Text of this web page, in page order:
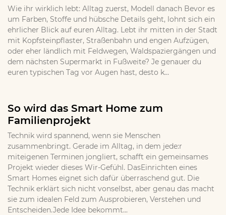
Wie ihr wirklich lebt: Alltag zuerst, Modell danach Bevor es
um Farben, Stoffe und hübsche Details geht, lohnt sich ein
ehrlicher Blick auf euren Alltag. Lebt ihr mitten in der Stadt
mit Kopfsteinpflaster, Straßenbahn und engen Aufzügen,
oder eher ländlich mit Feldwegen, Waldspaziergängen und
dem nächsten Supermarkt in Fußweite? Je genauer du
euren typischen Tag vor Augen hast, desto k...
So wird das Smart Home zum
Familienprojekt
Technik wird spannend, wenn sie Menschen
zusammenbringt. Gerade im Alltag, in dem jede:r
miteigenen Terminen jongliert, schafft ein gemeinsames
Projekt wieder dieses Wir-Gefühl. DasEinrichten eines
Smart Homes eignet sich dafür überraschend gut. Die
Technik erklärt sich nicht vonselbst, aber genau das macht
sie zum idealen Feld zum Ausprobieren, Verstehen und
Entscheiden.Jede Idee bekommt...